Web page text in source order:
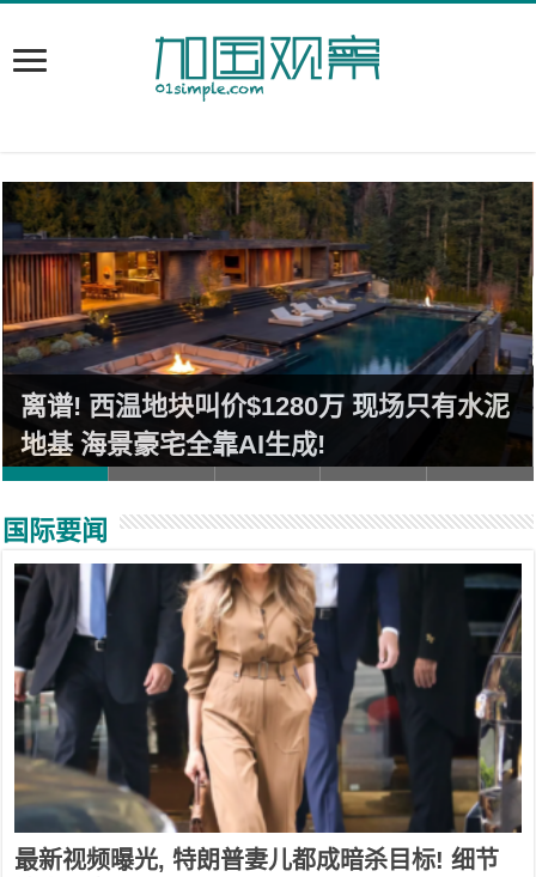
离谱! 西温地块叫价$1280万 现场只有水泥
地基 海景豪宅全靠AI生成!
国际要闻
最新视频曝光, 特朗普妻儿都成暗杀目标! 细节